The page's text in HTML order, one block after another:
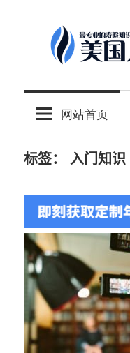
content
美
寿
保
险
最
的
国
险
理
财
服
务
社
网站首页
标签： 入门知识